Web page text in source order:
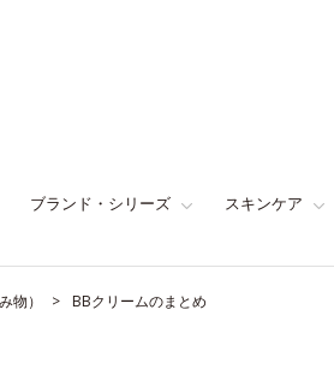
ブランド・シリーズ スキンケア
物） BBクリームのまとめ